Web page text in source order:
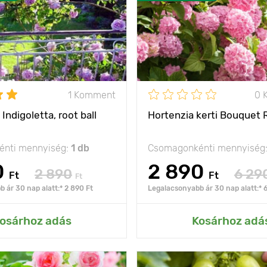
1 Komment
Indigoletta, root ball
mennyiség: 1 db
Ft 2 890 Ft
ár 30 nap alatt:* 2 890 Ft
adás
cm
150 - 200 cm
napos hely
2 év
az Én kertemhez
0
Hortenzia kerti Bouquet
Csomagonkénti mennyiség:
2 890 Ft 6
Legalacsonyabb ár 30 nap alatt:*
Kosárhoz
Ültetési távolság
Fényigény
Fagyállóság
Hozzáadás az Én